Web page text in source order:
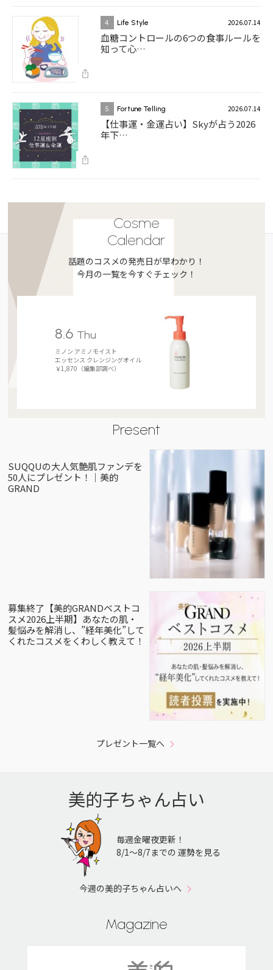
4 Life Style 2026.07.14
血糖コントロールの6つの食事ルールを
知って心…
5 Fortune Telling 2026.07.14
【仕事運・金運占い】Skyが占う2026
年下…
Cosme
Calendar
話題のコスメの発売日が早わかり！
今月の一覧を今すぐチェック！
8.6 Thu
ミノン アミノモイスト
エッセンス クレンジングオイル
￥1,870（編集部調べ）
Present
SUQQUの大人気艶肌ファンデを
50人にプレゼント！｜美的
GRAND
募集終了【美的GRANDベストコ
スメ2026上半期】あなたの肌・
髪悩みを解消し、”経年美化”して
くれたコスメをくわしく教えて！
プレゼント一覧へ
美的子ちゃん占い
毎週金曜夜更新！
8/1〜8/7までの 運勢を見る
今週の美的子ちゃん占いへ
Magazine